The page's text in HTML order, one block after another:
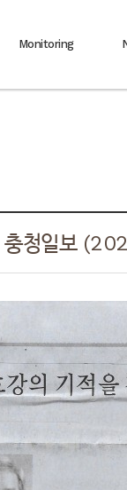
Monitoring
충청일보